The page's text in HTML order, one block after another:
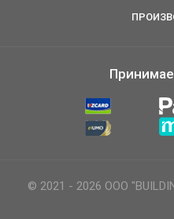
© 2021 - 2026 ООО